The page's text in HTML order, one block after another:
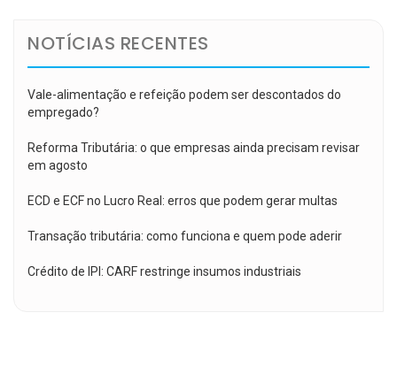
NOTÍCIAS RECENTES
Vale-alimentação e refeição podem ser descontados do
empregado?
Reforma Tributária: o que empresas ainda precisam revisar
em agosto
ECD e ECF no Lucro Real: erros que podem gerar multas
Transação tributária: como funciona e quem pode aderir
Crédito de IPI: CARF restringe insumos industriais